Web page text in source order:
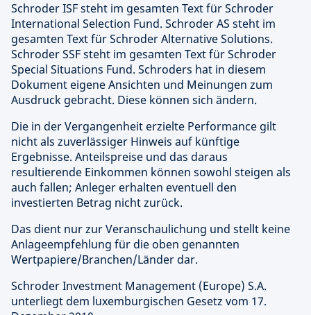
Schroder ISF steht im gesamten Text für Schroder
International Selection Fund. Schroder AS steht im
gesamten Text für Schroder Alternative Solutions.
Schroder SSF steht im gesamten Text für Schroder
Special Situations Fund. Schroders hat in diesem
Dokument eigene Ansichten und Meinungen zum
Ausdruck gebracht. Diese können sich ändern.
Die in der Vergangenheit erzielte Performance gilt
nicht als zuverlässiger Hinweis auf künftige
Ergebnisse. Anteilspreise und das daraus
resultierende Einkommen können sowohl steigen als
auch fallen; Anleger erhalten eventuell den
investierten Betrag nicht zurück.
Das dient nur zur Veranschaulichung und stellt keine
Anlageempfehlung für die oben genannten
Wertpapiere/Branchen/Länder dar.
Schroder Investment Management (Europe) S.A.
unterliegt dem luxemburgischen Gesetz vom 17.